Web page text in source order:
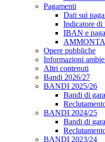
Pagamenti
Dati sui
Indicatore di
IBAN e
Opere pubbliche
Informazioni
Altri contenuti
Bandi 2026/27
BANDI 2025/26
Bandi di
BANDI 2024/25
Bandi di
BANDI 2023/24